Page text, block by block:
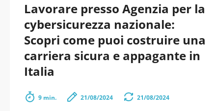
Lavorare presso Agenzia per la
cybersicurezza nazionale:
Scopri come puoi costruire una
carriera sicura e appagante in
Italia
9 min. 21/08/2024 21/08/2024